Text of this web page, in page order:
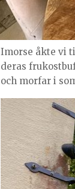
Imorse åkte vi
deras
och morfar i